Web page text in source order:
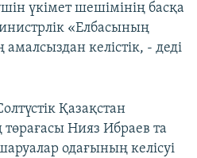
үкімет шешімінің басқа
«Елбасының
келістік, - деді
Қазақстан
Нияз Ибраев та
одағының келісуі